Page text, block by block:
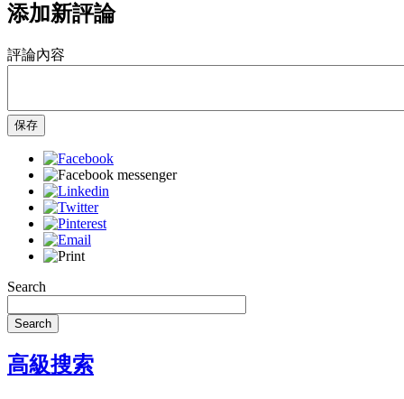
添加新評論
評論內容
保存
Search
Search
高級搜索